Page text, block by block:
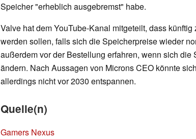
Speicher "erheblich ausgebremst" habe.
Valve hat dem YouTube-Kanal mitgeteilt, dass
werden sollen, falls sich die Speicherpreise wieder
außerdem vor der Bestellung erfahren, wenn sich
ändern. Nach Aussagen von Microns CEO könnte
allerdings nicht vor 2030 entspannen.
Quelle(n)
Gamers Nexus